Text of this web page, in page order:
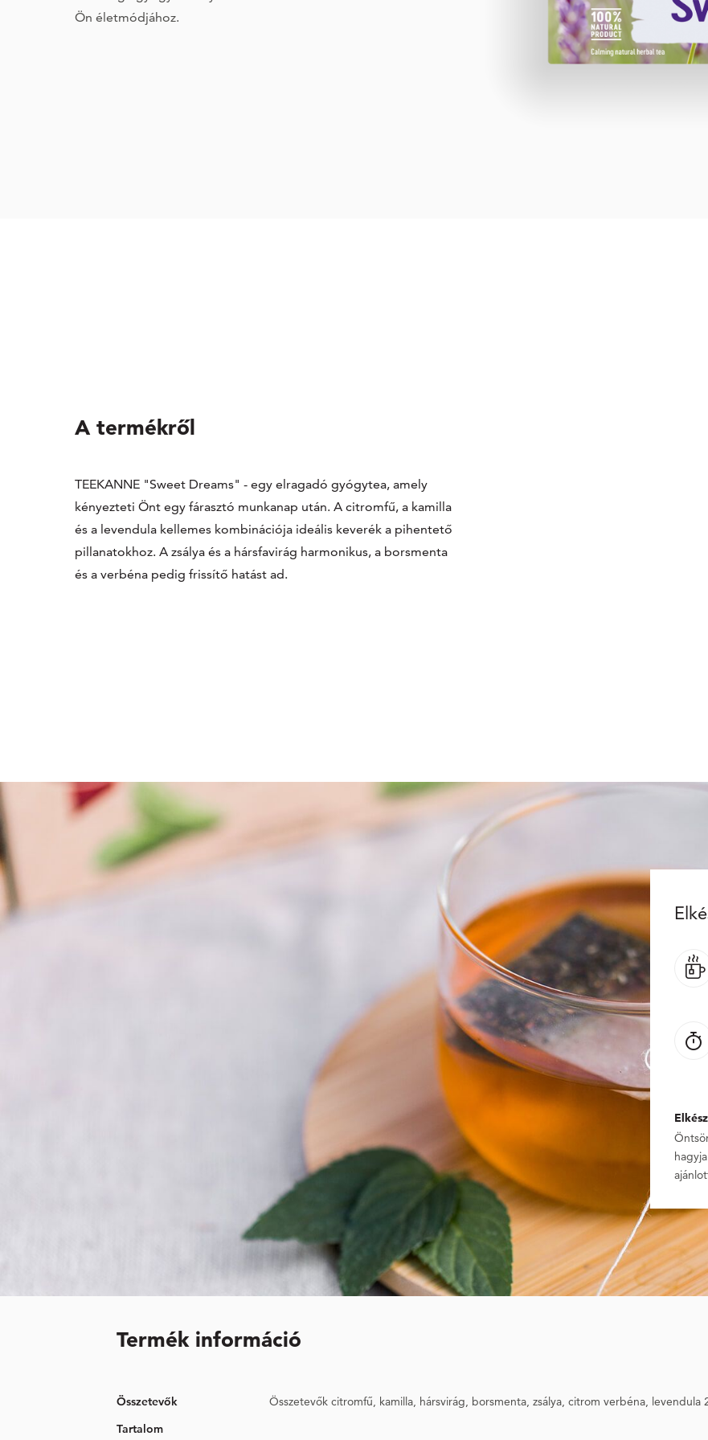
Ön életmódjához.
A termékről
TEEKANNE "Sweet Dreams" - egy elragadó gyógytea, amely
kényezteti Önt egy fárasztó munkanap után. A citromfű, a kamilla
és a levendula kellemes kombinációja ideális keverék a pihentető
pillanatokhoz. A zsálya és a hársfavirág harmonikus, a borsmenta
és a verbéna pedig frissítő hatást ad.
Termék információ
Összetevők
Összetevők citromfű, kamilla, hársvirág, borsmenta, zsálya, citrom verbéna, levendula
Tartalom